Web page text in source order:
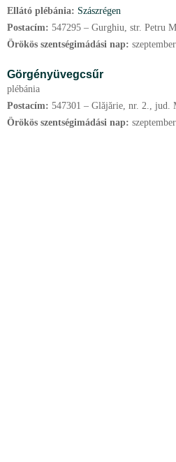
Ellátó plébánia: Szászrégen
Postacím: 547295 – Gurghiu, str. Petru
Örökös szentségimádási nap: szeptember
Görgényüvegcsűr
plébánia
Postacím: 547301 – Glăjărie, nr. 2., jud.
Örökös szentségimádási nap: szeptember